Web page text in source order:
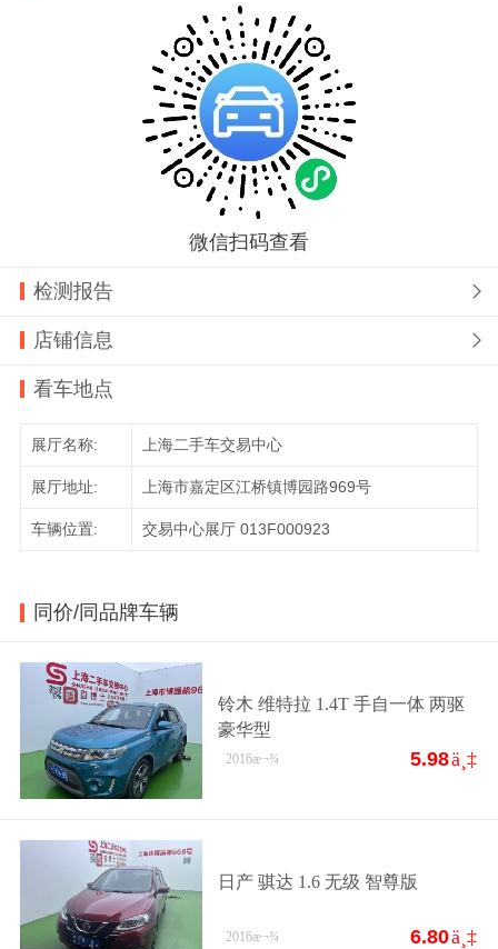
微信扫码查看
检测报告 
店铺信息 
看车地点
展厅名称: 上海二手车交易中心
展厅地址: 上海市嘉定区江桥镇博园路969号
车辆位置: 交易中心展厅 013F000923
同价/同品牌车辆
铃木 维特拉 1.4T 手自一体 两驱
豪华型
5.98ä¸‡
2016æ¬¾
日产 骐达 1.6 无级 智尊版
6.80ä¸‡
2016æ¬¾